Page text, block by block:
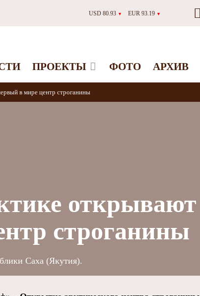
USD 80.93 ▼ EUR 93.19 ▼
ПРОЕКТЫ ФОТО АРХИВ
в мире центр строганины
открывают
строганины
Саха (Якутия).